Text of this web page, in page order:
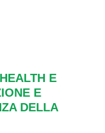
E
E
DELLA